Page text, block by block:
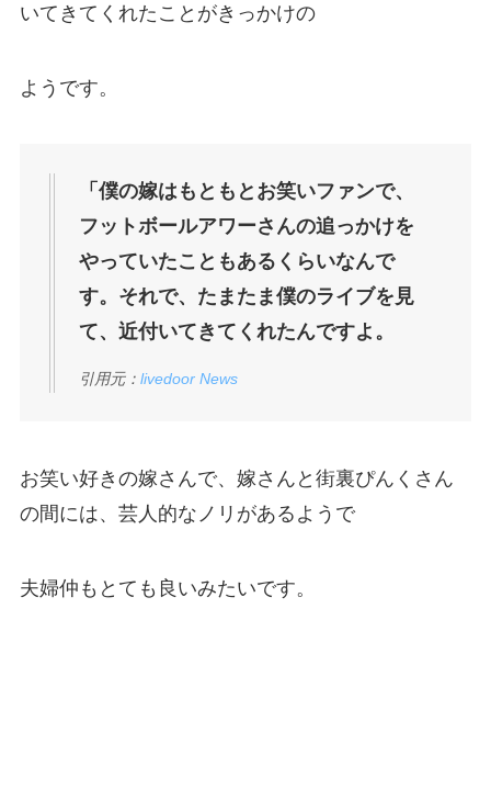
いてきてくれたことがきっかけの
ようです。
「僕の嫁はもともとお笑いファンで、
フットボールアワーさんの追っかけを
やっていたこともあるくらいなんで
す。それで、たまたま僕のライブを見
て、近付いてきてくれたんですよ。
引用元： livedoor News
お笑い好きの嫁さんで、嫁さんと街裏ぴんくさん
の間には、芸人的なノリがあるようで
夫婦仲もとても良いみたいです。